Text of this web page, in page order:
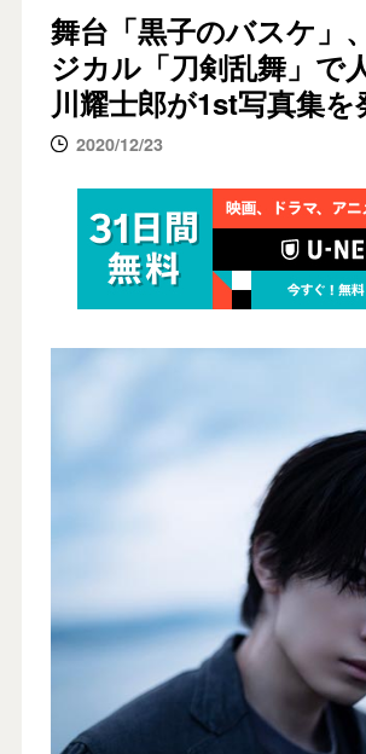
舞台「黒子のバスケ」
ジカル「刀剣乱舞」で
川耀士郎が1st写真集を
2020/12/23